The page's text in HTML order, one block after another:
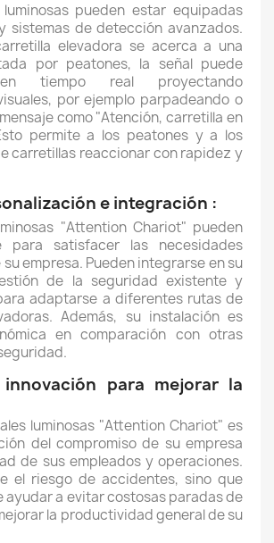
luminosas pueden estar equipadas
sistemas de detección avanzados.
elevadora se acerca a una
por peatones, la señal puede
tiempo real proyectando
por ejemplo parpadeando o
como "Atención, carretilla en
permite a los peatones y a los
carretillas reaccionar con rapidez y
e integración :
"Attention Chariot" pueden
para satisfacer las necesidades
empresa. Pueden integrarse en su
de la seguridad existente y
adaptarse a diferentes rutas de
Además, su instalación es
en comparación con otras
para mejorar la
luminosas "Attention Chariot" es
del compromiso de su empresa
de sus empleados y operaciones.
el riesgo de accidentes, sino que
ayudar a evitar costosas paradas de
la productividad general de su